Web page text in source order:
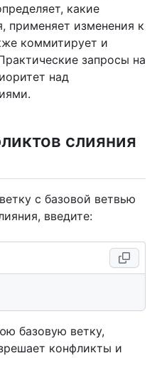
какие
применяет изменения к
коммитирует и
запросы на
над
слияния
с базовой ветвью
введите:
базовую ветку,
конфликты и